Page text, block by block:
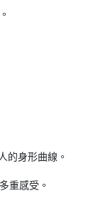
的身形曲線。
重感受。